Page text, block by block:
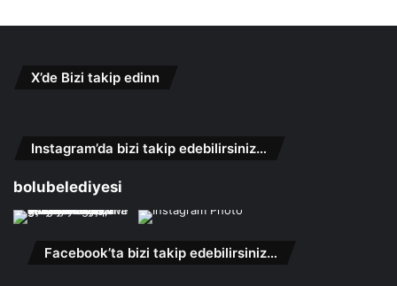
X’de Bizi takip edinn
Instagram’da bizi takip edebilirsiniz…
bolubelediyesi
Facebook’ta bizi takip edebilirsiniz…